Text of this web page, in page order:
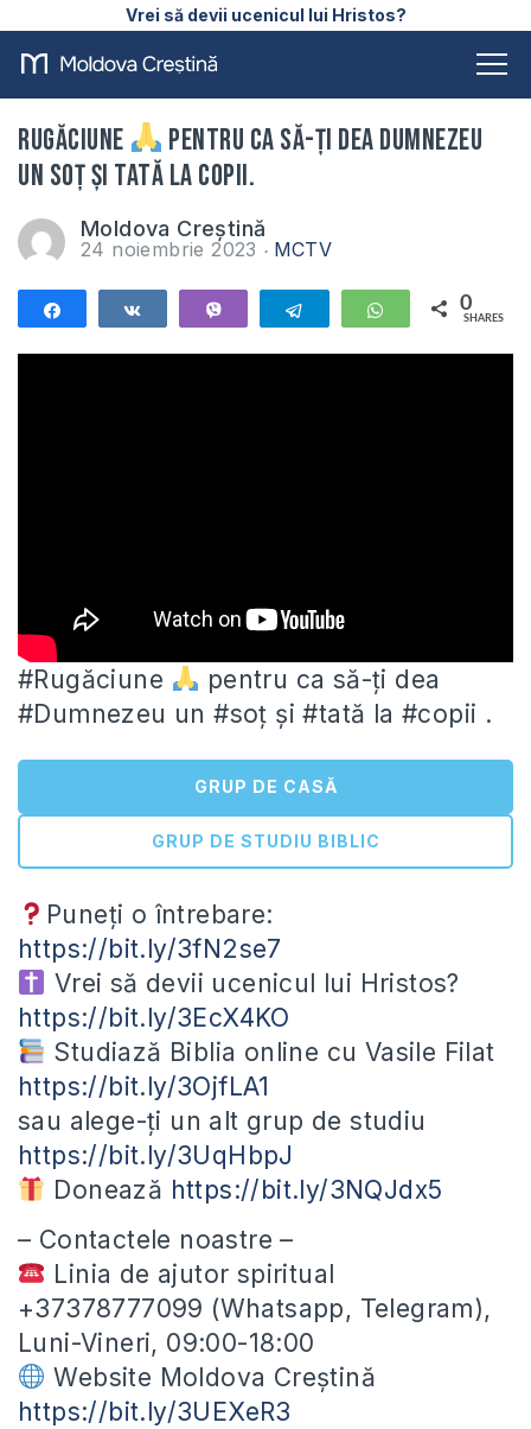
Vrei să devii ucenicul lui Hristos?
Rugăciune
pentru ca să-ți dea Dumnezeu
un soț și tată la copii.
Moldova Creștină
24 noiembrie 2023 MCTV
Telegram WhatsApp
0
SHARES
#Rugăciune
pentru ca să-ți dea
#Dumnezeu un #soț și #tată la #copii .
GRUP DE CASĂ
GRUP DE STUDIU BIBLIC
Puneți o întrebare:
https://bit.ly/3fN2se7
Vrei să devii ucenicul lui Hristos?
https://bit.ly/3EcX4KO
Studiază Biblia online cu Vasile Filat
https://bit.ly/3OjfLA1
sau alege-ți un alt grup de studiu
https://bit.ly/3UqHbpJ
Donează https://bit.ly/3NQJdx5
– Contactele noastre –
Linia de ajutor spiritual
+37378777099 (Whatsapp, Telegram),
Luni-Vineri, 09:00-18:00
Website Moldova Creștină
https://bit.ly/3UEXeR3